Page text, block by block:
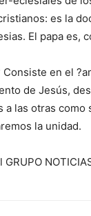
es la
El papa es,
en el
de Jesús,
las otras
la unidad.